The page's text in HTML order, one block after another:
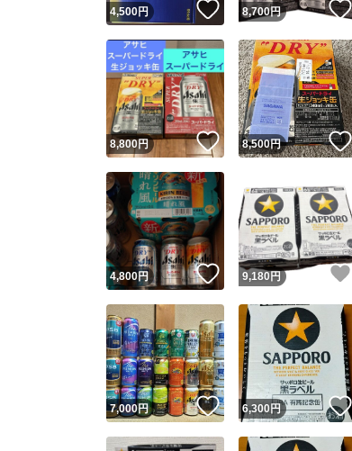
4,500円 いいね！
8,700円
8,800円 いいね！
8,500円
4,800円 いいね！
9,180 円
7,000円 いいね！
6,300円